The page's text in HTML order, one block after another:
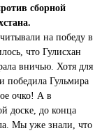
сборной
на победу в
что Гулисхан
вничью. Хотя для
победила Гульмира
очко! А в
доске, до конца
Мы уже знали, что